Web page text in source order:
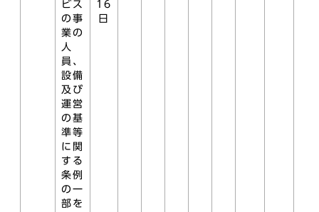
ビス
の事
業の
人
員、
設備
及び
運営
の基
準等
に関
する
条例
の一
部を
16
日